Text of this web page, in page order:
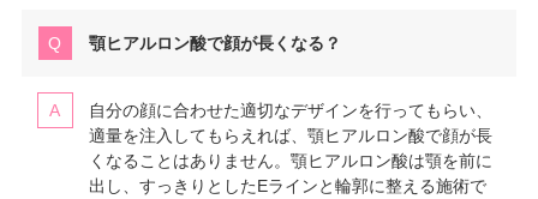
顎ヒアルロン酸で顔が長くなる？
自分の顔に合わせた適切なデザインを行ってもらい、
適量を注入してもらえれば、顎ヒアルロン酸で顔が長
くなることはありません。顎ヒアルロン酸は顎を前に
出し、すっきりとしたEラインと輪郭に整える施術で